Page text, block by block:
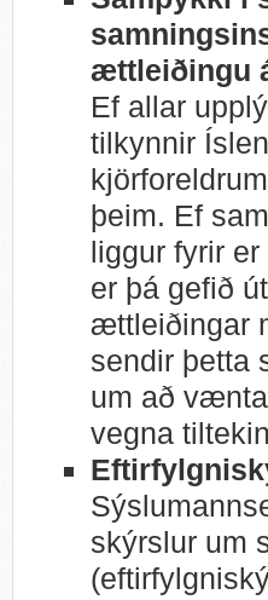
ættleiðingu
Ef allar
tilkynnir
þeim. Ef
liggur fyrir
er þá gefið
ættleiðingar
sendir þetta
um að
vegna
skýrslur um